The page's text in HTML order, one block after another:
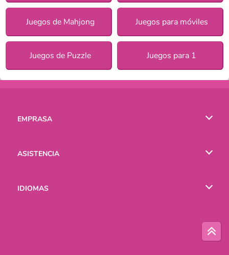
Juegos de Mahjong Juegos para móviles
Juegos de Puzzle Juegos para 1
EMPRASA
ASISTENCIA
IDIOMAS